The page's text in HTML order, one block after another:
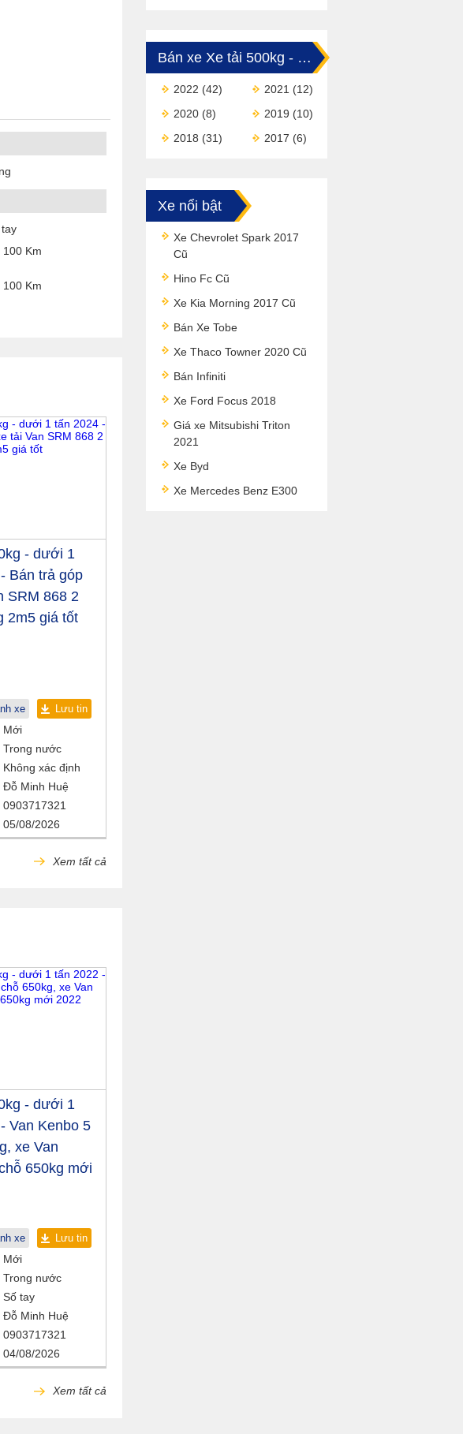
100 Km
100 Km
- dưới 1
Bán trả góp
SRM 868 2
2m5 giá tốt
xe Lưu tin
Mới
Trong nước
Không xác định
Đỗ Minh Huệ
0903717321
05/08/2026
Xem tất cả
- dưới 1
Van Kenbo 5
xe Van
650kg mới
xe Lưu tin
Mới
Trong nước
Số tay
Đỗ Minh Huệ
0903717321
04/08/2026
Xem tất cả
Bán xe Xe tải 500kg - dưới 1 tấn
2022 (42) 2021 (12)
2020 (8) 2019 (10)
2018 (31) 2017 (6)
Xe nổi bật
Xe Chevrolet Spark 2017
Cũ
Hino Fc Cũ
Xe Kia Morning 2017 Cũ
Bán Xe Tobe
Xe Thaco Towner 2020 Cũ
Bán Infiniti
Xe Ford Focus 2018
Giá xe Mitsubishi Triton
2021
Xe Byd
Xe Mercedes Benz E300